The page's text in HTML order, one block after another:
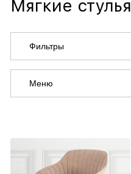
Мягкие стулья
Фильтры
Меню